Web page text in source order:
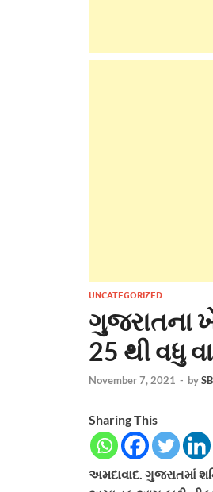
UNCATEGORIZED
ગુજરાતના
25 થી વધુ
November 7, 2021 - bySB
Sharing This
અમદાવાદ. ગુજરાતમાં